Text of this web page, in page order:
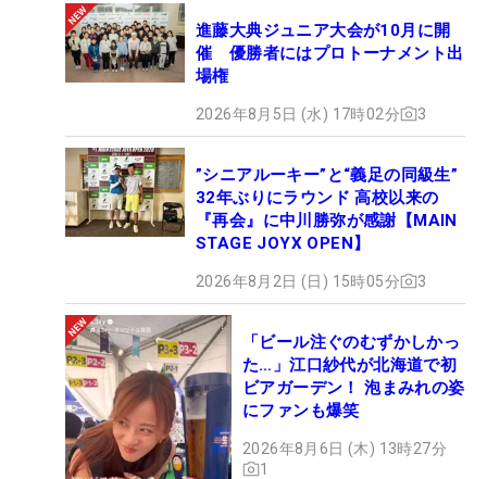
進藤大典ジュニア大会が10月に開
催 優勝者にはプロトーナメント出
場権
2026年8月5日 (水) 17時02分 3
”シニアルーキー”と“義足の同級生”
32年ぶりにラウンド 高校以来の
『再会』に中川勝弥が感謝【MAIN
STAGE JOYX OPEN】
2026年8月2日 (日) 15時05分 3
「ビール注ぐのむずかしかっ
た…」江口紗代が北海道で初
ビアガーデン！ 泡まみれの姿
にファンも爆笑
2026年8月6日 (木) 13時27分
1